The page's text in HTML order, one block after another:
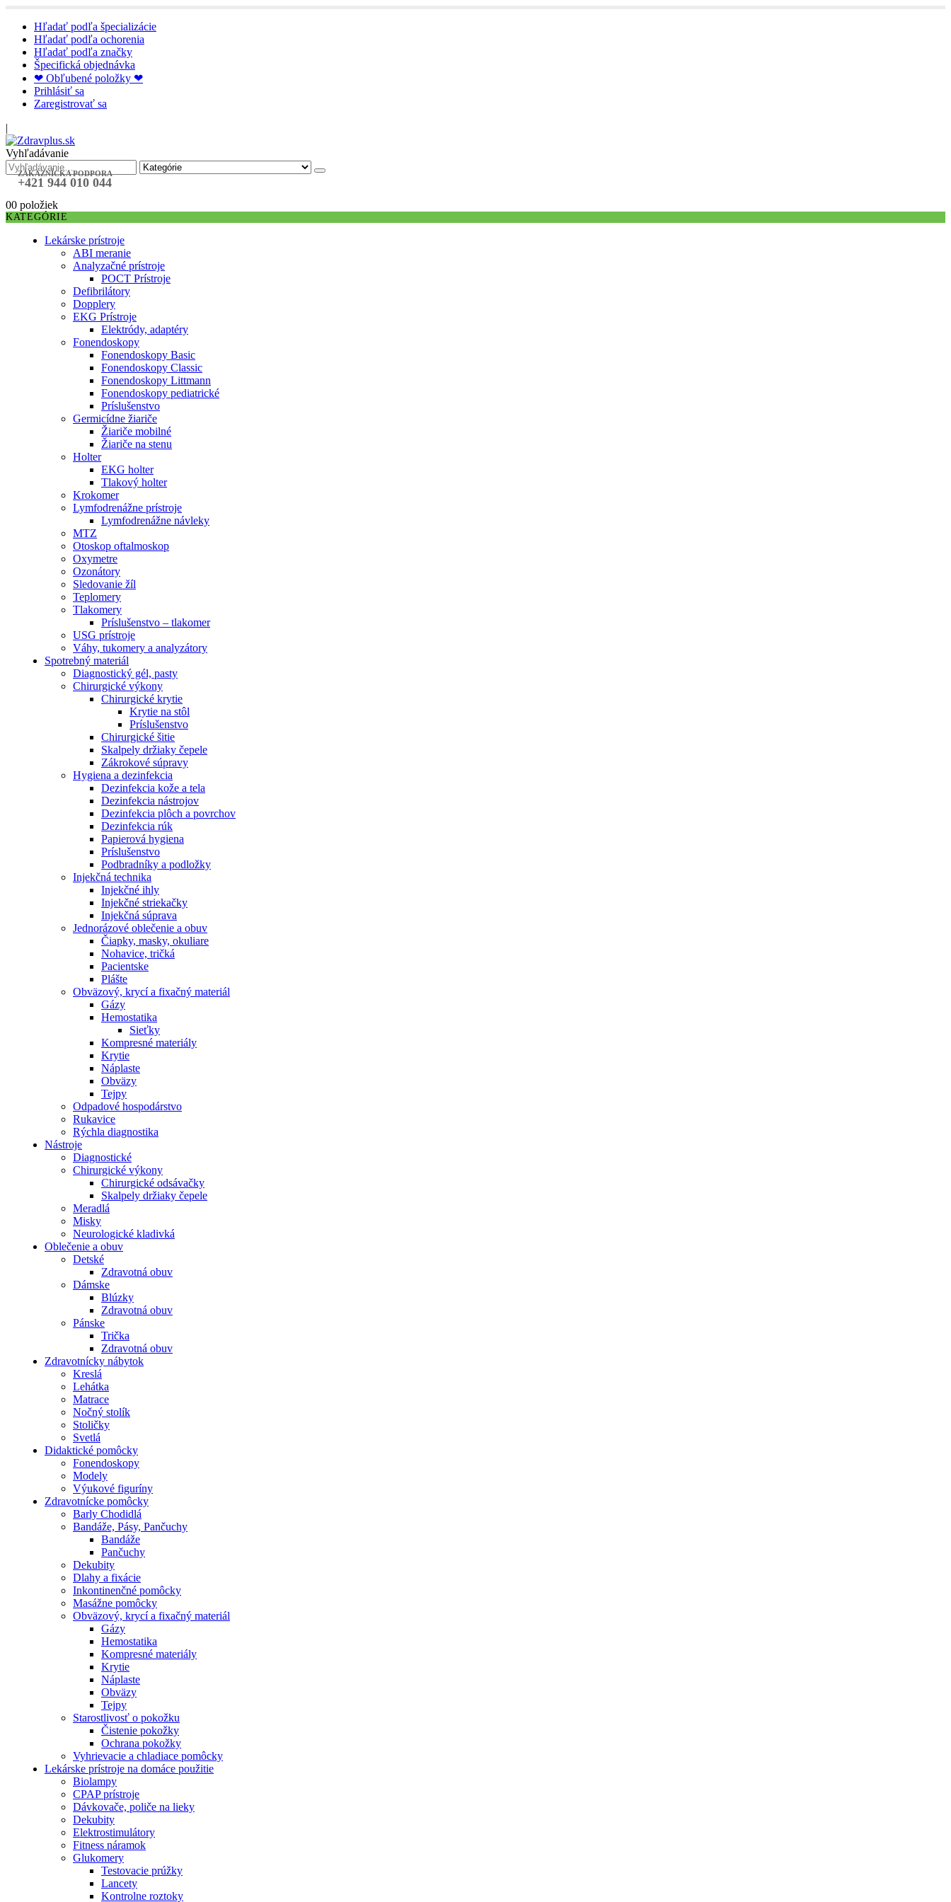
Hľadať podľa špecializácie
Hľadať podľa ochorenia
Hľadať podľa značky
Špecifická objednávka
❤ Obľubené položky ❤
Prihlásiť sa
Zaregistrovať sa
|
Vyhľadávanie
ZÁKAZNÍCKA PODPORA
+421 944 010 044
00 položiek
KATEGÓRIE
Lekárske prístroje
ABI meranie
Analyzačné prístroje
POCT Prístroje
Defibrilátory
Dopplery
EKG Prístroje
Elektródy, adaptéry
Fonendoskopy
Fonendoskopy Basic
Fonendoskopy Classic
Fonendoskopy Littmann
Fonendoskopy pediatrické
Príslušenstvo
Germicídne žiariče
Žiariče mobilné
Žiariče na stenu
Holter
EKG holter
Tlakový holter
Krokomer
Lymfodrenážne prístroje
Lymfodrenážne návleky
MTZ
Otoskop oftalmoskop
Oxymetre
Ozonátory
Sledovanie žíl
Teplomery
Tlakomery
Príslušenstvo – tlakomer
USG prístroje
Váhy, tukomery a analyzátory
Spotrebný materiál
Diagnostický gél, pasty
Chirurgické výkony
Chirurgické krytie
Krytie na stôl
Príslušenstvo
Chirurgické šitie
Skalpely držiaky čepele
Zákrokové súpravy
Hygiena a dezinfekcia
Dezinfekcia kože a tela
Dezinfekcia nástrojov
Dezinfekcia plôch a povrchov
Dezinfekcia rúk
Papierová hygiena
Príslušenstvo
Podbradníky a podložky
Injekčná technika
Injekčné ihly
Injekčné striekačky
Injekčná súprava
Jednorázové oblečenie a obuv
Čiapky, masky, okuliare
Nohavice, tričká
Pacientske
Plášte
Obväzový, krycí a fixačný materiál
Gázy
Hemostatika
Sieťky
Kompresné materiály
Krytie
Náplaste
Obväzy
Tejpy
Odpadové hospodárstvo
Rukavice
Rýchla diagnostika
Nástroje
Diagnostické
Chirurgické výkony
Chirurgické odsávačky
Skalpely držiaky čepele
Meradlá
Misky
Neurologické kladivká
Oblečenie a obuv
Detské
Zdravotná obuv
Dámske
Blúzky
Zdravotná obuv
Pánske
Trička
Zdravotná obuv
Zdravotnícky nábytok
Kreslá
Lehátka
Matrace
Nočný stolík
Stoličky
Svetlá
Didaktické pomôcky
Fonendoskopy
Modely
Výukové figuríny
Zdravotnícke pomôcky
Barly Chodidlá
Bandáže, Pásy, Pančuchy
Bandáže
Pančuchy
Dekubity
Dlahy a fixácie
Inkontinenčné pomôcky
Masážne pomôcky
Obväzový, krycí a fixačný materiál
Gázy
Hemostatika
Kompresné materiály
Krytie
Náplaste
Obväzy
Tejpy
Starostlivosť o pokožku
Čistenie pokožky
Ochrana pokožky
Vyhrievacie a chladiace pomôcky
Lekárske prístroje na domáce použitie
Biolampy
CPAP prístroje
Dávkovače, poliče na lieky
Dekubity
Elektrostimulátory
Fitness náramok
Glukomery
Testovacie prúžky
Lancety
Kontrolne roztoky